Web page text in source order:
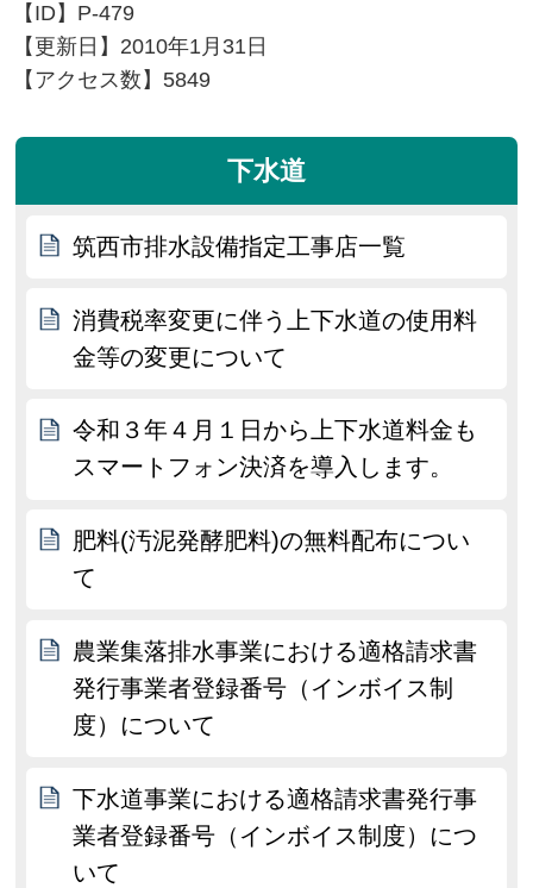
【ID】 P-479
【更新日】 2010年1月31日
【アクセス数】 5849
下水道
筑西市排水設備指定工事店一覧
消費税率変更に伴う上下水道の使用料
金等の変更について
令和３年４月１日から上下水道料金も
スマートフォン決済を導入します。
肥料(汚泥発酵肥料)の無料配布につい
て
農業集落排水事業における適格請求書
発行事業者登録番号（インボイス制
度）について
下水道事業における適格請求書発行事
業者登録番号（インボイス制度）につ
いて